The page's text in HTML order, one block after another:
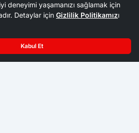
hububat alım fiyatları çiftçimizi
deneyimi yaşamanızı sağlamak için
Detaylar için Gizlilik Politikamızı
Kabul Et